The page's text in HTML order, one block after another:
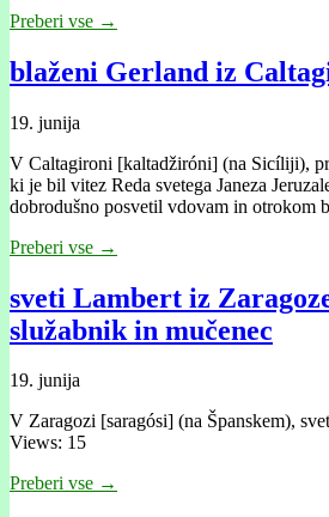
Preberi vse →
blaženi Gerland iz
19. junija
V Caltagironi [kaltadžiróni] (na Sicíliji),
ki je bil vitez Reda svetega Janeza
dobrodušno posvetil vdovam in otrokom
Preberi vse →
sveti Lambert iz
služabnik in mučenec
19. junija
V Zaragozi [saragósi] (na Španskem),
Views: 15
Preberi vse →